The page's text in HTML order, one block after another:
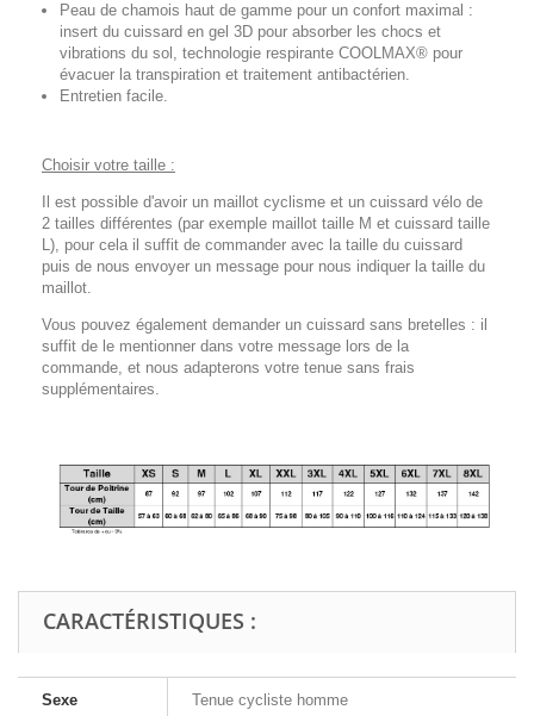
Peau de chamois haut de gamme pour un confort maximal :
insert du cuissard en gel 3D pour absorber les chocs et
vibrations du sol, technologie respirante COOLMAX® pour
évacuer la transpiration et traitement antibactérien.
Entretien facile.
Choisir votre taille :
Il est possible d'avoir un maillot cyclisme et un cuissard vélo de
2 tailles différentes (par exemple maillot taille M et cuissard taille
L), pour cela il suffit de commander avec la taille du cuissard
puis de nous envoyer un message pour nous indiquer la taille du
maillot.
Vous pouvez également demander un cuissard sans bretelles : il
suffit de le mentionner dans votre message lors de la
commande, et nous adapterons votre tenue sans frais
supplémentaires.
CARACTÉRISTIQUES :
Sexe Tenue cycliste homme